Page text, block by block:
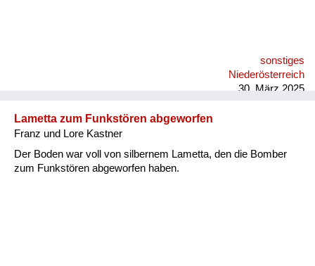
sonstiges
Niederösterreich
30. März 2025
Lametta zum Funkstören abgeworfen
Franz und Lore Kastner
Der Boden war voll von silbernem Lametta, den die Bomber
zum Funkstören abgeworfen haben.